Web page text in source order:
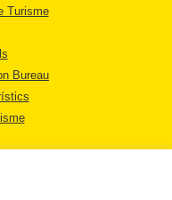
Turisme
Bureau